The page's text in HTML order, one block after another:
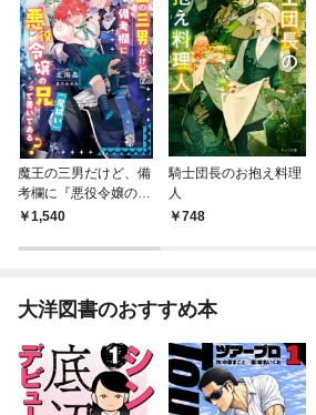
魔王の三男だけど、備
考欄に『悪役令嬢の兄
（尻拭い）』って書い
1,540
騎士団長のお抱え料理
人
748
大洋図書のおすすめ本